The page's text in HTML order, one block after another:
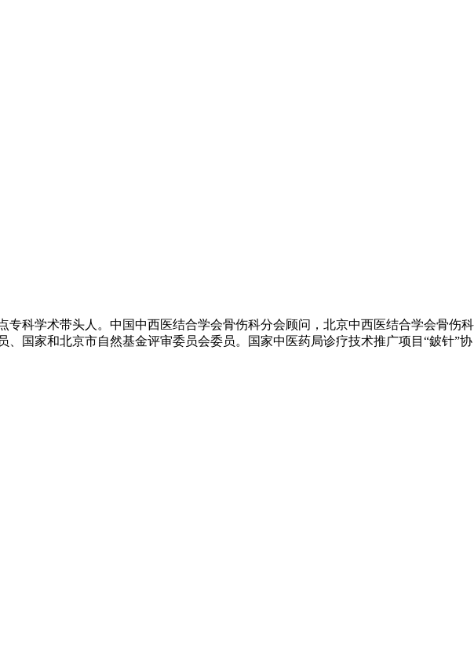
科学术带头人。中国中西医结合学会骨伤科分会顾问，北京中西医结合学会骨伤科
国家和北京市自然基金评审委员会委员。国家中医药局诊疗技术推广项目“鈹针”协